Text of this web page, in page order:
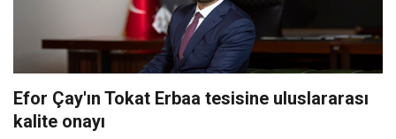
Efor Çay'ın Tokat Erbaa tesisine uluslararası
kalite onayı